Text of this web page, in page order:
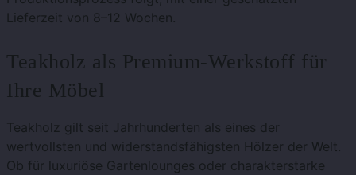
Lieferzeit von 8–12 Wochen.
Teakholz als Premium-Werkstoff für
Ihre Möbel
Teakholz gilt seit Jahrhunderten als eines der
wertvollsten und widerstandsfähigsten Hölzer der Welt.
Ob für luxuriöse Gartenlounges oder charakterstarke